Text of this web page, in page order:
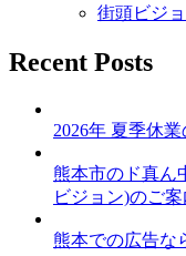
街頭ビジ
Recent Posts
2026年 夏季休
熊本市のド真
ビジョン)のご案
熊本での広告な